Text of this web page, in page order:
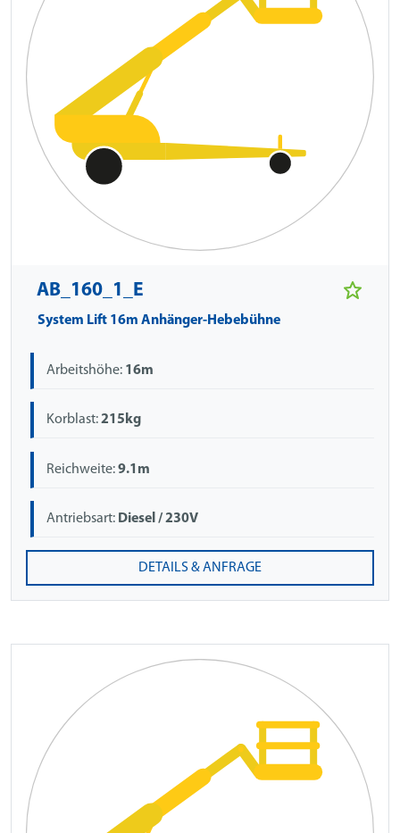
AB_160_1_E
System Lift 16m Anhänger-Hebebühne
Arbeitshöhe: 16m
Korblast:215kg
Reichweite:9.1m
Antriebsart: Diesel / 230V
DETAILS & ANFRAGE